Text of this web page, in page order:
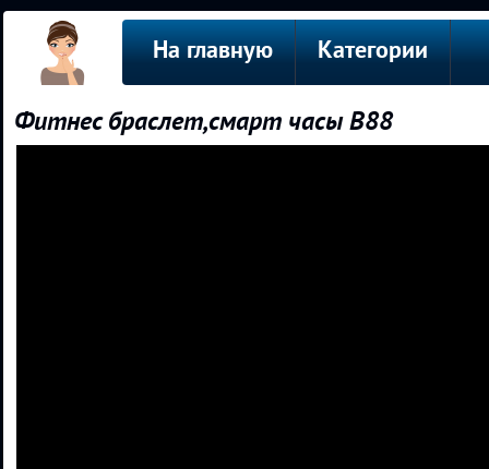
На главную Категории
Фитнес браслет,смарт часы В88